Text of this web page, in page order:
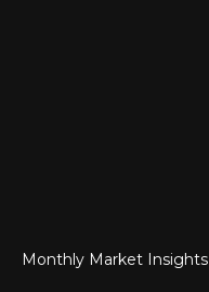
Monthly Market Insights